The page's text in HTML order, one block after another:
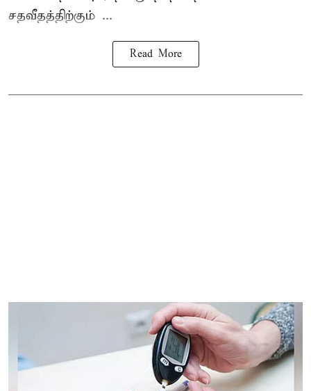
சதவீதத்திற்கும் ...
Read More